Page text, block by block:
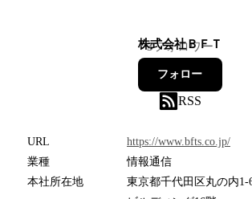
株式会社ＢＦＴ
3フォロワー
フォロー
RSS
URL
https://www.bfts.co.jp/
業種
情報通信
本社所在地
東京都千代田区丸の内1-